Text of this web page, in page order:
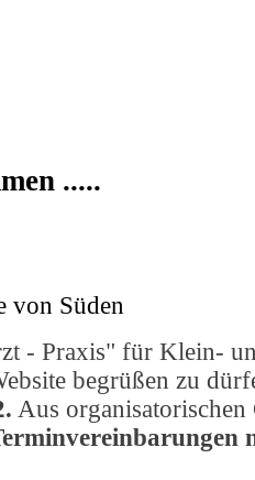
.....
von Süden
- Praxis" für Klein-
begrüßen zu
Aus